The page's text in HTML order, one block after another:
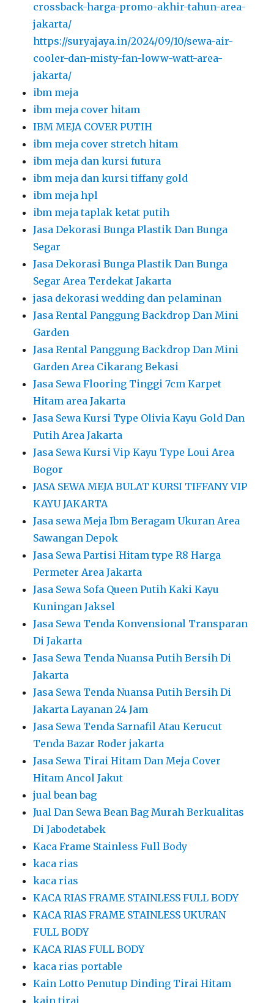
crossback-harga-promo-akhir-tahun-area-
jakarta/
https://suryajaya.in/2024/09/10/sewa-air-
cooler-dan-misty-fan-loww-watt-area-
jakarta/
ibm meja
ibm meja cover hitam
IBM MEJA COVER PUTIH
ibm meja cover stretch hitam
ibm meja dan kursi futura
ibm meja dan kursi tiffany gold
ibm meja hpl
ibm meja taplak ketat putih
Jasa Dekorasi Bunga Plastik Dan Bunga
Segar
Jasa Dekorasi Bunga Plastik Dan Bunga
Segar Area Terdekat Jakarta
jasa dekorasi wedding dan pelaminan
Jasa Rental Panggung Backdrop Dan Mini
Garden
Jasa Rental Panggung Backdrop Dan Mini
Garden Area Cikarang Bekasi
Jasa Sewa Flooring Tinggi 7cm Karpet
Hitam area Jakarta
Jasa Sewa Kursi Type Olivia Kayu Gold Dan
Putih Area Jakarta
Jasa Sewa Kursi Vip Kayu Type Loui Area
Bogor
JASA SEWA MEJA BULAT KURSI TIFFANY VIP
KAYU JAKARTA
Jasa sewa Meja Ibm Beragam Ukuran Area
Sawangan Depok
Jasa Sewa Partisi Hitam type R8 Harga
Permeter Area Jakarta
Jasa Sewa Sofa Queen Putih Kaki Kayu
Kuningan Jaksel
Jasa Sewa Tenda Konvensional Transparan
Di Jakarta
Jasa Sewa Tenda Nuansa Putih Bersih Di
Jakarta
Jasa Sewa Tenda Nuansa Putih Bersih Di
Jakarta Layanan 24 Jam
Jasa Sewa Tenda Sarnafil Atau Kerucut
Tenda Bazar Roder jakarta
Jasa Sewa Tirai Hitam Dan Meja Cover
Hitam Ancol Jakut
jual bean bag
Jual Dan Sewa Bean Bag Murah Berkualitas
Di Jabodetabek
Kaca Frame Stainless Full Body
kaca rias
kaca rias
KACA RIAS FRAME STAINLESS FULL BODY
KACA RIAS FRAME STAINLESS UKURAN
FULL BODY
KACA RIAS FULL BODY
kaca rias portable
Kain Lotto Penutup Dinding Tirai Hitam